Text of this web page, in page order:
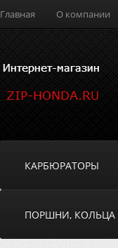
Главная О компании
КАРБЮРАТОРЫ
ПОРШНИ, КОЛЬЦА